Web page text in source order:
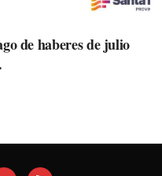
de haberes de julio